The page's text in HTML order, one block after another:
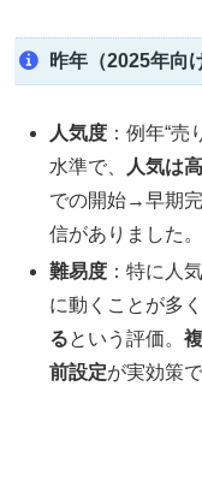
昨年（2025年向
人気度 ：例年“
水準で、
人気は
での開始→早期
信がありました。
難易度 ：特に人
に動くことが多
るという評価。
前設定が実効策で